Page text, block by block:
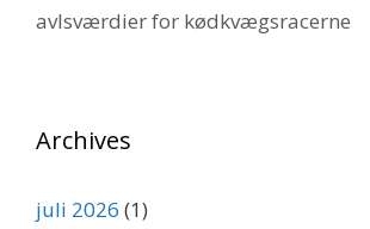
avlsværdier for kødkvægsracerne
Archives
juli 2026 (1)